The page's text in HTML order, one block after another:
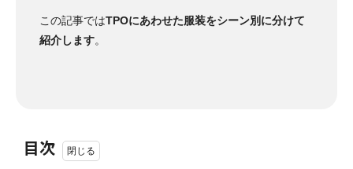
この記事ではTPOにあわせた服装をシーン別に分けて
紹介します。
目次